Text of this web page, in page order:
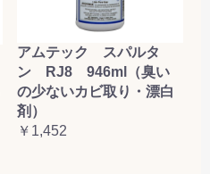
アムテック スパルタ
ン RJ8 946ml（臭い
の少ないカビ取り・漂白
剤）
￥1,452